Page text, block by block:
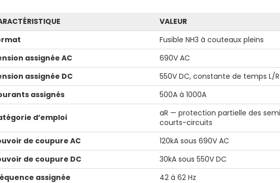
VALEUR
Fusible NH3 à couteaux pleins
assignée AC
690V AC
assignée DC
550V DC, constante de temps L/R
assignés
500A à 1000A
d’emploi
aR — protection partielle des
courts-circuits
de coupure AC
120kA sous 690V AC
de coupure DC
30kA sous 550V DC
assignée
42 à 62 Hz